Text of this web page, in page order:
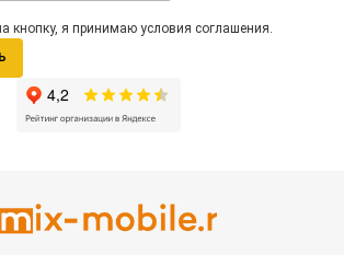
кнопку, я принимаю условия соглашения.